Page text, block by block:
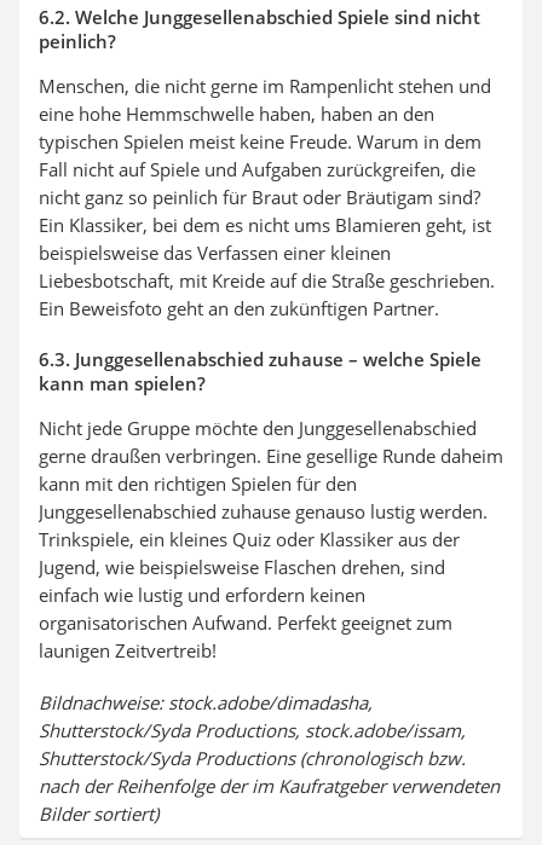
6.2. Welche Junggesellenabschied Spiele sind nicht
peinlich?
Menschen, die nicht gerne im Rampenlicht stehen und
eine hohe Hemmschwelle haben, haben an den
typischen Spielen meist keine Freude. Warum in dem
Fall nicht auf Spiele und Aufgaben zurückgreifen, die
nicht ganz so peinlich für Braut oder Bräutigam sind?
Ein Klassiker, bei dem es nicht ums Blamieren geht, ist
beispielsweise das Verfassen einer kleinen
Liebesbotschaft, mit Kreide auf die Straße geschrieben.
Ein Beweisfoto geht an den zukünftigen Partner.
6.3. Junggesellenabschied zuhause – welche Spiele
kann man spielen?
Nicht jede Gruppe möchte den Junggesellenabschied
gerne draußen verbringen. Eine gesellige Runde daheim
kann mit den richtigen Spielen für den
Junggesellenabschied zuhause genauso lustig werden.
Trinkspiele, ein kleines Quiz oder Klassiker aus der
Jugend, wie beispielsweise Flaschen drehen, sind
einfach wie lustig und erfordern keinen
organisatorischen Aufwand. Perfekt geeignet zum
launigen Zeitvertreib!
Bildnachweise: stock.adobe/dimadasha,
Shutterstock/Syda Productions, stock.adobe/issam,
Shutterstock/Syda Productions (chronologisch bzw.
nach der Reihenfolge der im Kaufratgeber verwendeten
Bilder sortiert)